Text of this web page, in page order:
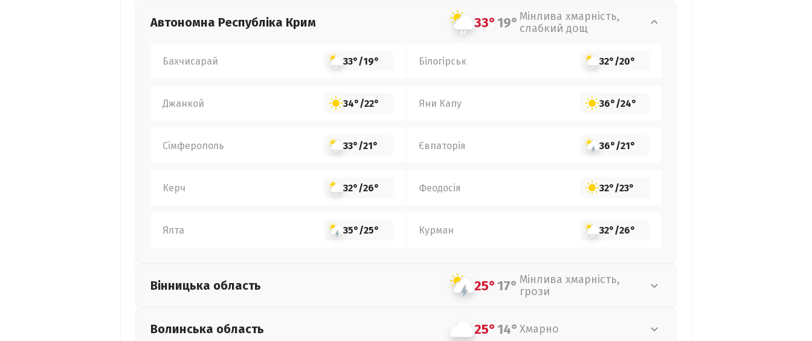
Автономна Республіка Крим 33°19° Мінлива хмарність,
слабкий дощ
Бахчисарай 33°/19° Білогірськ 32°/20°
Джанкой 34°/22° Яни Капу 36°/24°
Сімферополь 33°/21° Євпаторія 36°/21°
Керч 32°/26° Феодосія 32°/23°
Ялта 35°/25° Курман 32°/26°
Вінницька область 25°17° Мінлива хмарність,
грози
Волинська область 25°14° Хмарно